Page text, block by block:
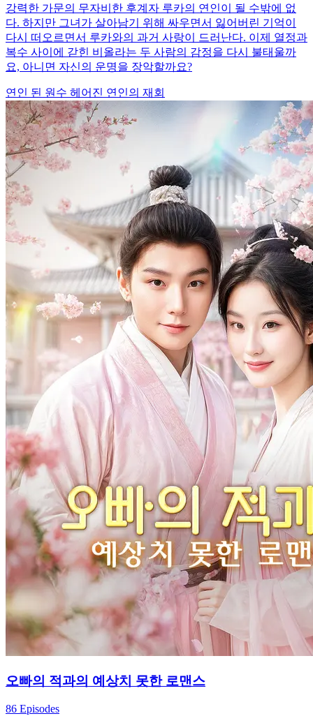
강력한 가문의 무자비한 후계자 루카의 연인이 될 수밖에 없
다. 하지만 그녀가 살아남기 위해 싸우면서 잃어버린 기억이
다시 떠오르면서 루카와의 과거 사랑이 드러난다. 이제 열정과
복수 사이에 갇힌 비올라는 두 사람의 감정을 다시 불태울까
요, 아니면 자신의 운명을 장악할까요?
연인 된 원수 헤어진 연인의 재회
오빠의 적과의 예상치 못한 로맨스
86 Episodes